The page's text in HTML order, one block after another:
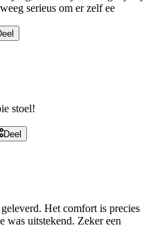
serieus om er zelf ee
stoel!
Deel
Het comfort is precies
was uitstekend. Zeker een